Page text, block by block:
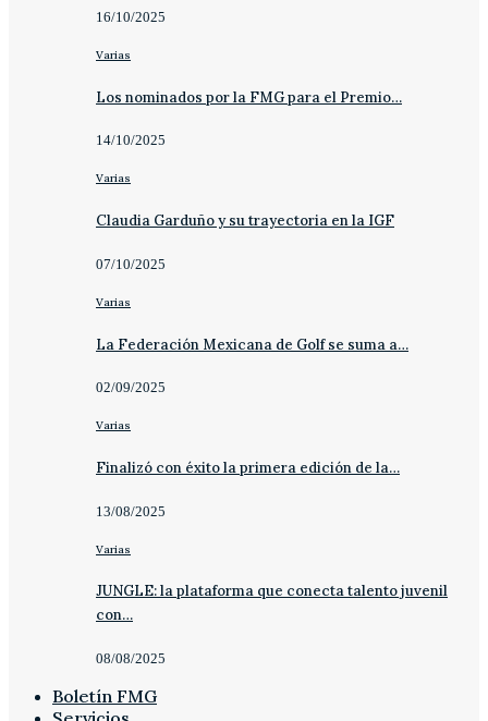
16/10/2025
Varias
Los nominados por la FMG para el Premio…
14/10/2025
Varias
Claudia Garduño y su trayectoria en la IGF
07/10/2025
Varias
La Federación Mexicana de Golf se suma a…
02/09/2025
Varias
Finalizó con éxito la primera edición de la…
13/08/2025
Varias
JUNGLE: la plataforma que conecta talento juvenil
con…
08/08/2025
Boletín FMG